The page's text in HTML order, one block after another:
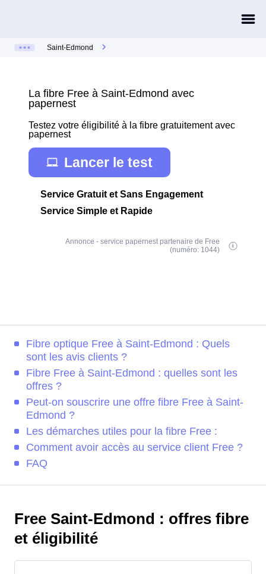
Saint-Edmond
La fibre Free à Saint-Edmond avec
papernest
Testez votre éligibilité à la fibre gratuitement avec
papernest
Lancer le test
Service Gratuit et Sans Engagement
Service Simple et Rapide
Annonce - service papernest partenaire de Free
(numéro: 1044)
Fibre optique Free à Saint-Edmond : Quels
sont les avis clients ?
Fibre Free à Saint-Edmond : quelles sont les
offres ?
Peut-on souscrire une offre fibre Free à Saint-
Edmond ?
Les démarches utiles pour la fibre Free :
Comment avoir accès au service client Free ?
FAQ
Free Saint-Edmond : offres fibre
et éligibilité